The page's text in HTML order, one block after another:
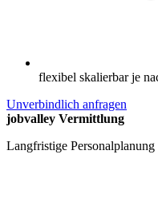
flexibel skalierbar je
Unverbindlich anfragen
jobvalley Vermittlung
Langfristige Personalplanung